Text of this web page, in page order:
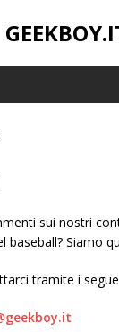
sui nostri
baseball? Siamo
tramite i